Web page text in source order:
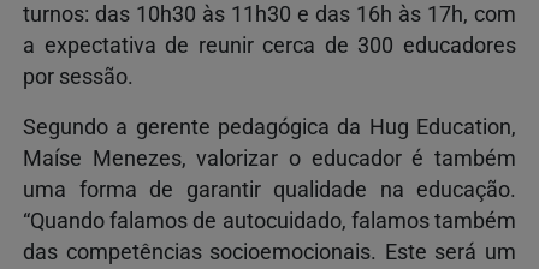
turnos: das 10h30 às 11h30 e das 16h às 17h, com
a expectativa de reunir cerca de 300 educadores
por sessão.
Segundo a gerente pedagógica da Hug Education,
Maíse Menezes, valorizar o educador é também
uma forma de garantir qualidade na educação.
“Quando falamos de autocuidado, falamos também
das competências socioemocionais. Este será um